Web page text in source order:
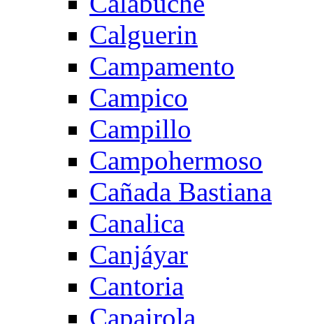
Calguerin
Campamento
Campico
Campillo
Campohermoso
Cañada Bastiana
Canalica
Canjáyar
Cantoria
Capairola